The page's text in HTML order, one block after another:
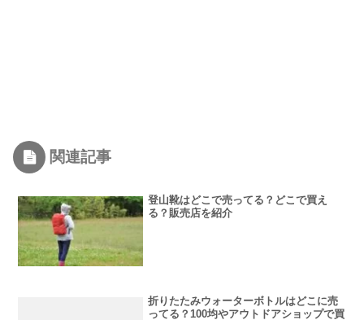
関連記事
登山靴はどこで売ってる？どこで買え
る？販売店を紹介
折りたたみウォーターボトルはどこに売
ってる？100均やアウトドアショップで買